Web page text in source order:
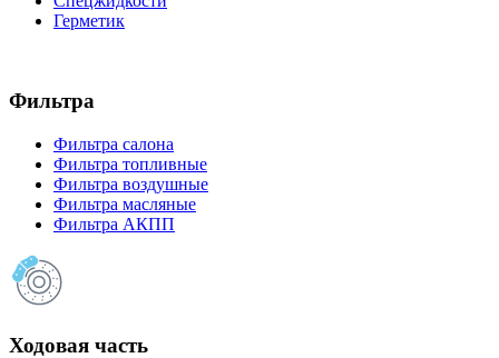
Герметик
Фильтра
Фильтра салона
Фильтра топливные
Фильтра воздушные
Фильтра масляные
Фильтра АКПП
Ходовая часть